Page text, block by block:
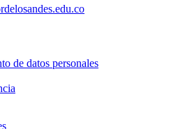
de datos personales